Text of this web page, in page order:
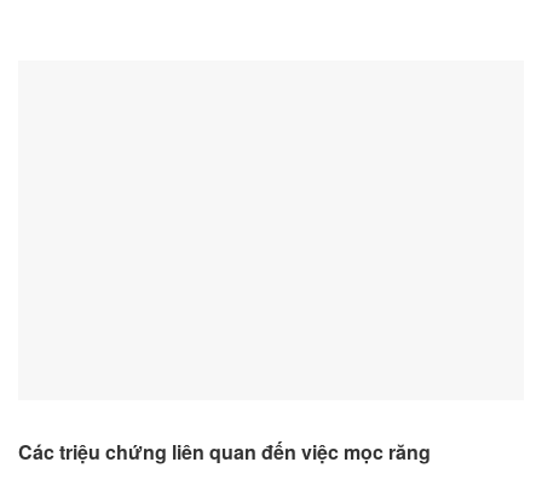
Cáctriệu chứng liên quan đến việc mọc răng